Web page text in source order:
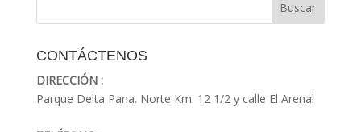
CONTÁCTENOS
DIRECCIÓN :
Parque Delta Pana. Norte Km. 12 1/2 y calle El Arenal